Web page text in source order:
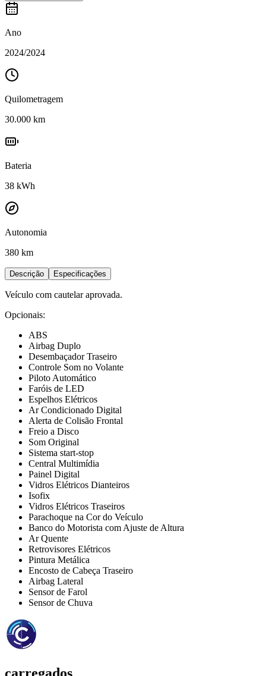
Ano
2024/2024
Quilometragem
30.000 km
Bateria
38 kWh
Autonomia
380 km
Descrição Especificações
Veículo com cautelar aprovada.
Opcionais:
ABS
Airbag Duplo
Desembaçador Traseiro
Controle Som no Volante
Piloto Automático
Faróis de LED
Espelhos Elétricos
Ar Condicionado Digital
Alerta de Colisão Frontal
Freio a Disco
Som Original
Sistema start-stop
Central Multimídia
Painel Digital
Vidros Elétricos Dianteiros
Isofix
Vidros Elétricos Traseiros
Parachoque na Cor do Veículo
Banco do Motorista com Ajuste de Altura
Ar Quente
Retrovisores Elétricos
Pintura Metálica
Encosto de Cabeça Traseiro
Airbag Lateral
Sensor de Farol
Sensor de Chuva
carregados